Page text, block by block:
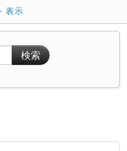
表示
検索